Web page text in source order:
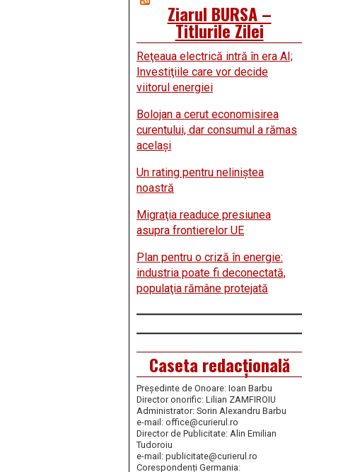
Ziarul BURSA –
Titlurile Zilei
Reţeaua electrică intră în era AI;
Investiţiile care vor decide
viitorul energiei
Bolojan a cerut economisirea
curentului, dar consumul a rămas
acelaşi
Un rating pentru neliniştea
noastră
Migraţia readuce presiunea
asupra frontierelor UE
Plan pentru o criză în energie:
industria poate fi deconectată,
populaţia rămâne protejată
Caseta redacțională
Președinte de Onoare: Ioan Barbu
Director onorific: Lilian ZAMFIROIU
Administrator: Sorin Alexandru Barbu
e-mail: office@curierul.ro
Director de Publicitate: Alin Emilian
Tudoroiu
e-mail: publicitate@curierul.ro
Corespondenți Germania: